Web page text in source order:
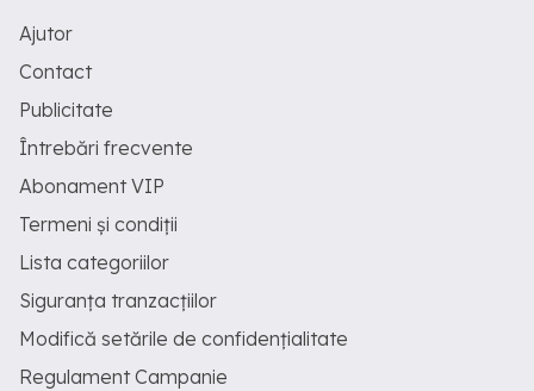
Ajutor
Contact
Publicitate
Întrebări frecvente
Abonament VIP
Termeni și condiții
Lista categoriilor
Siguranța tranzacțiilor
Modifică setările de confidențialitate
Regulament Campanie